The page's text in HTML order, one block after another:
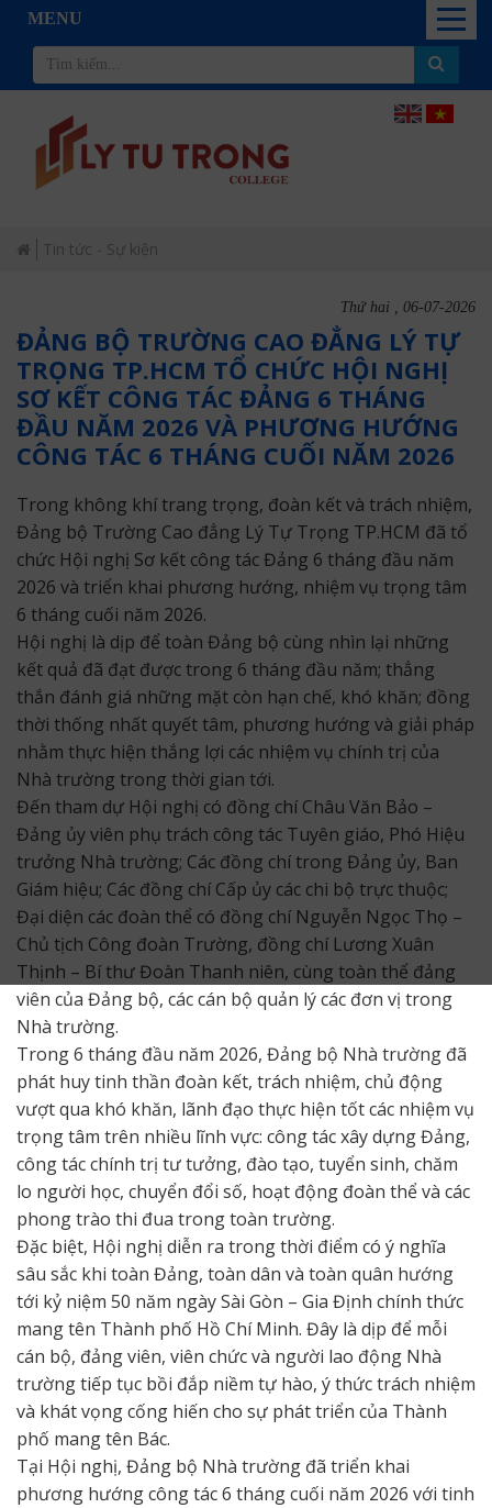
MENU
Tin tức - Sự kiện
Thứ hai , 06-07-2026
ĐẢNG BỘ TRƯỜNG CAO ĐẲNG LÝ TỰ
TRỌNG TP.HCM TỔ CHỨC HỘI NGHỊ
SƠ KẾT CÔNG TÁC ĐẢNG 6 THÁNG
ĐẦU NĂM 2026 VÀ PHƯƠNG HƯỚNG
CÔNG TÁC 6 THÁNG CUỐI NĂM 2026
Trong không khí trang trọng, đoàn kết và trách nhiệm,
Đảng bộ Trường Cao đẳng Lý Tự Trọng TP.HCM đã tổ
chức Hội nghị Sơ kết công tác Đảng 6 tháng đầu năm
2026 và triển khai phương hướng, nhiệm vụ trọng tâm
6 tháng cuối năm 2026.
Hội nghị là dịp để toàn Đảng bộ cùng nhìn lại những
kết quả đã đạt được trong 6 tháng đầu năm; thẳng
thắn đánh giá những mặt còn hạn chế, khó khăn; đồng
thời thống nhất quyết tâm, phương hướng và giải pháp
nhằm thực hiện thắng lợi các nhiệm vụ chính trị của
Nhà trường trong thời gian tới.
Đến tham dự Hội nghị có đồng chí Châu Văn Bảo –
Đảng ủy viên phụ trách công tác Tuyên giáo, Phó Hiệu
trưởng Nhà trường; Các đồng chí trong Đảng ủy, Ban
Giám hiệu; Các đồng chí Cấp ủy các chi bộ trực thuộc;
Đại diện các đoàn thể có đồng chí Nguyễn Ngọc Thọ –
Chủ tịch Công đoàn Trường, đồng chí Lương Xuân
Thịnh – Bí thư Đoàn Thanh niên, cùng toàn thể đảng
viên của Đảng bộ, các cán bộ quản lý các đơn vị trong
Nhà trường.
Trong 6 tháng đầu năm 2026, Đảng bộ Nhà trường đã
phát huy tinh thần đoàn kết, trách nhiệm, chủ động
vượt qua khó khăn, lãnh đạo thực hiện tốt các nhiệm vụ
trọng tâm trên nhiều lĩnh vực: công tác xây dựng Đảng,
công tác chính trị tư tưởng, đào tạo, tuyển sinh, chăm
lo người học, chuyển đổi số, hoạt động đoàn thể và các
phong trào thi đua trong toàn trường.
Đặc biệt, Hội nghị diễn ra trong thời điểm có ý nghĩa
sâu sắc khi toàn Đảng, toàn dân và toàn quân hướng
tới kỷ niệm 50 năm ngày Sài Gòn – Gia Định chính thức
mang tên Thành phố Hồ Chí Minh. Đây là dịp để mỗi
cán bộ, đảng viên, viên chức và người lao động Nhà
trường tiếp tục bồi đắp niềm tự hào, ý thức trách nhiệm
và khát vọng cống hiến cho sự phát triển của Thành
phố mang tên Bác.
Tại Hội nghị, Đảng bộ Nhà trường đã triển khai
phương hướng công tác 6 tháng cuối năm 2026 với tinh